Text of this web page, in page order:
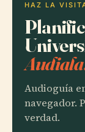
HAZ LA
Audioguía
navegador.
verdad.